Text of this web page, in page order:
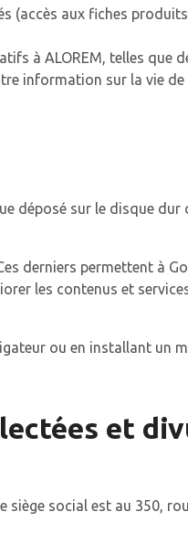
(accès aux fiches
à ALOREM, telles que
information sur la vie de
déposé sur le disque dur
derniers permettent à
les contenus et
ou en installant un
et
social est au 350,